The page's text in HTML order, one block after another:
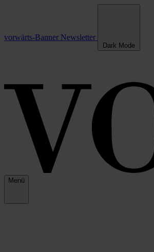
vorwärts-Banner Newsletter
Dark Mode
Menü